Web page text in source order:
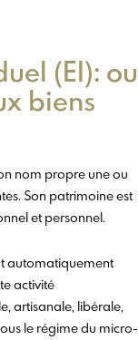
(EI): ou
biens
nom propre une ou
Son patrimoine est
et personnel.
automatiquement
activité
artisanale, libérale,
le régime du micro-